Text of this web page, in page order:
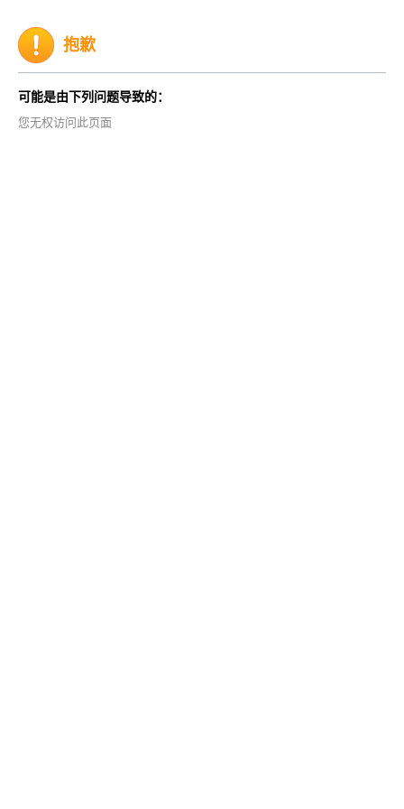
抱歉
可能是由下列问题导致的：
您无权访问此页面